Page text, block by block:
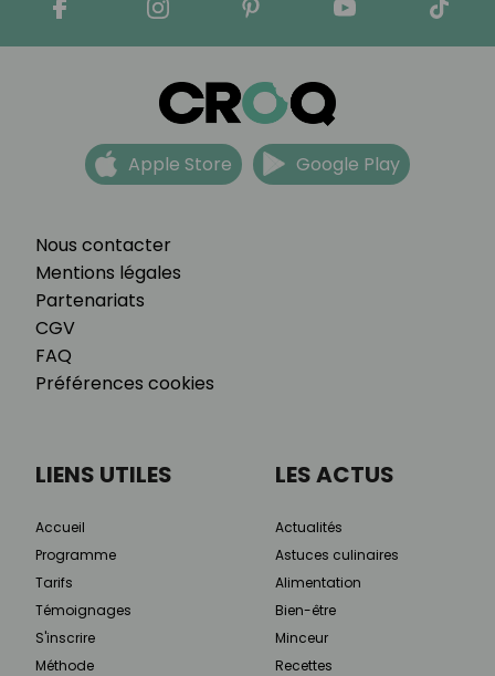
Nous contacter
Mentions légales
Partenariats
CGV
FAQ
Préférences cookies
Apple Store Google Play
LIENS UTILES
Accueil
Programme
Tarifs
Témoignages
S'inscrire
Méthode
LES ACTUS
Actualités
Astuces culinaires
Alimentation
Bien-être
Minceur
Recettes